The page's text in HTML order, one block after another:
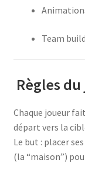
Team
Règles
Chaque joueur
départ vers la
Le but : placer
(la “maison”)